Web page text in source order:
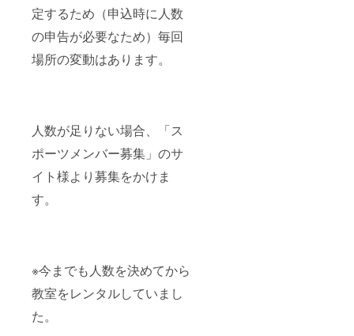
定するため（申込時に人数
の申告が必要なため）毎回
場所の変動はあります。
人数が足りない場合、「ス
ポーツメンバー募集」のサ
イト様より募集をかけま
す。
※今までも人数を決めてから
教室をレンタルしていまし
た。